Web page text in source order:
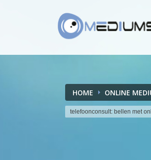
HOME ONLINE
telefoonconsult: bellen met